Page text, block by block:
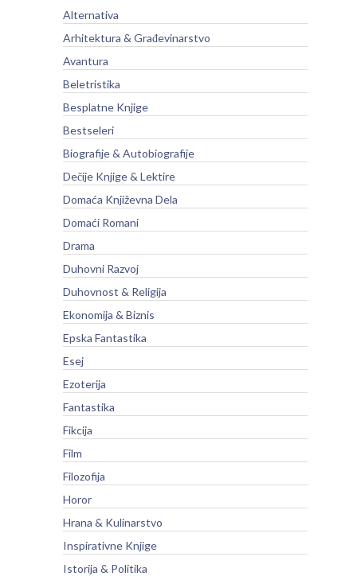
Alternativa
Arhitektura & Građevinarstvo
Avantura
Beletristika
Besplatne Knjige
Bestseleri
Biografije & Autobiografije
Dečije Knjige & Lektire
Domaća Književna Dela
Domaći Romani
Drama
Duhovni Razvoj
Duhovnost & Religija
Ekonomija & Biznis
Epska Fantastika
Esej
Ezoterija
Fantastika
Fikcija
Film
Filozofija
Horor
Hrana & Kulinarstvo
Inspirativne Knjige
Istorija & Politika